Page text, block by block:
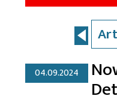
04.09.2024